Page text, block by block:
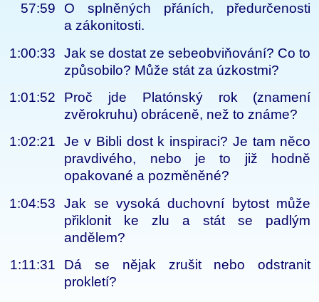
57:59
O splněných přáních, předurčenosti
a zákonitosti.
1:00:33
Jak se dostat ze sebeobviňování? Co to
způsobilo? Může stát za úzkostmi?
1:01:52
Proč jde Platónský rok (znamení
zvěrokruhu) obráceně, než to známe?
1:02:21
Je v Bibli dost k inspiraci? Je tam něco
pravdivého, nebo je to již hodně
opakované a pozměněné?
1:04:53
Jak se vysoká duchovní bytost může
přiklonit ke zlu a stát se padlým
andělem?
1:11:31
Dá se nějak zrušit nebo odstranit
prokletí?